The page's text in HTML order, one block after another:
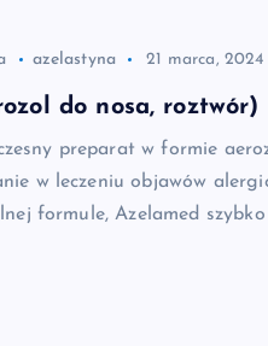
azelastyna 21 marca, 2024
do nosa, roztwór)
preparat w formie
w leczeniu objawów
formule, Azelamed